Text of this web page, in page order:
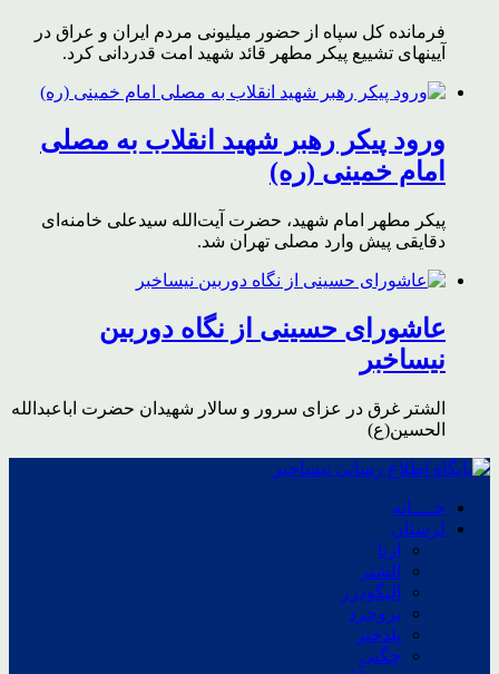
فرمانده کل سپاه از حضور میلیونی مردم ایران و عراق در
آیینهای تشییع پیکر مطهر قائد شهید امت قدردانی کرد.
ورود پیکر رهبر شهید انقلاب به مصلی
امام خمینی (ره)
پیکر مطهر امام شهید،‌ حضرت آیت‌الله سیدعلی خامنه‌ای
دقایقی پیش وارد مصلی تهران شد.
عاشورای حسینی از نگاه دوربین
نیساخبر
الشتر غرق در عزای سرور و سالار شهیدان حضرت اباعبدالله
الحسین(ع)
خــــانه
لرستان
ازنا
الشتر
الیگودرز
بروجرد
پلدختر
چگنی